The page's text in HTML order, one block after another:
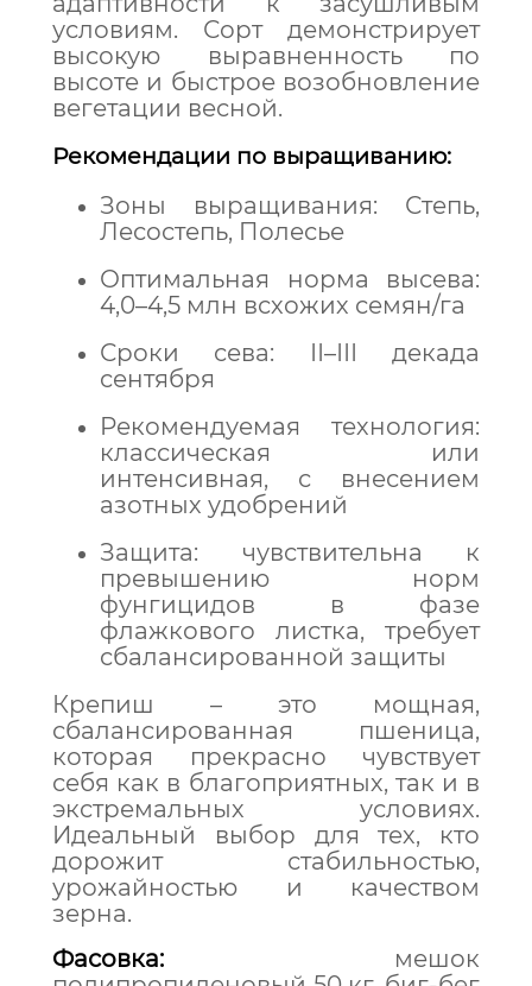
условиям. Сорт демонстрирует
высокую выравненность по
высоте и быстрое возобновление
вегетации весной.
Рекомендации по выращиванию:
Зоны выращивания: Степь,
Лесостепь, Полесье
Оптимальная норма высева:
4,0–4,5 млн всхожих семян/га
Сроки сева: ІІ–ІІІ декада
сентября
Рекомендуемая технология:
классическая или
интенсивная, с внесением
азотных удобрений
Защита: чувствительна к
превышению норм
фунгицидов в фазе
флажкового листка, требует
сбалансированной защиты
Крепиш – это мощная,
сбалансированная пшеница,
которая прекрасно чувствует
себя как в благоприятных, так и в
экстремальных условиях.
Идеальный выбор для тех, кто
дорожит стабильностью,
урожайностью и качеством
зерна.
Фасовка: мешок